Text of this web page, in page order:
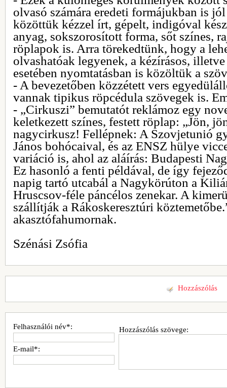
olvasó számára eredeti formájukban is
közöttük kézzel írt, gépelt, indigóval
anyag, sokszorosított forma, sőt színes,
röplapok is. Arra törekedtünk, hogy a
olvashatóak legyenek, a kézírásos,
esetében nyomtatásban is közöltük a
- A bevezetőben közzétett vers
vannak tipikus röpcédula szövegek is.
- „Cirkuszi” bemutatót reklámoz egy
keletkezett színes, festett röplap: „Jön,
nagycirkusz! Fellépnek: A Szovjetunió
János bohócaival, és az ENSZ hülye
variáció is, ahol az aláírás: Budapesti
Ez hasonló a fenti példával, de így
napig tartó utcabál a Nagykörúton a
Hruscsov-féle páncélos zenekar. A
szállítják a Rákoskeresztúri
akasztófahumornak.
Szénási Zsófia
Hozzászólás
Hozzászólás szövege:
Felhasználói név*:
E-mail*: